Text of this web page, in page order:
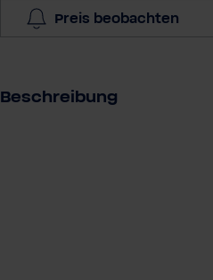
Preis beobachten
Beschreibung